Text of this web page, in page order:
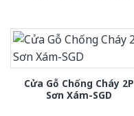
Cửa Gỗ Chống Cháy 2P
Sơn Xám-SGD